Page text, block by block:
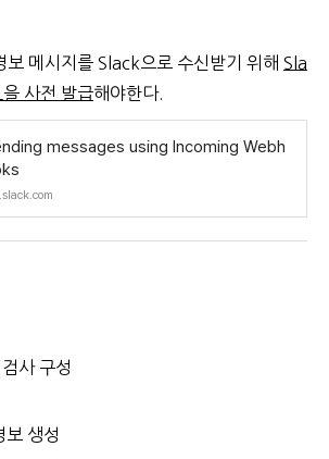
보 메시지를 Slack으로 수신받기 위해 Sla
사전 발급해야한다.
messages using Incoming Webh
사 구성
생성